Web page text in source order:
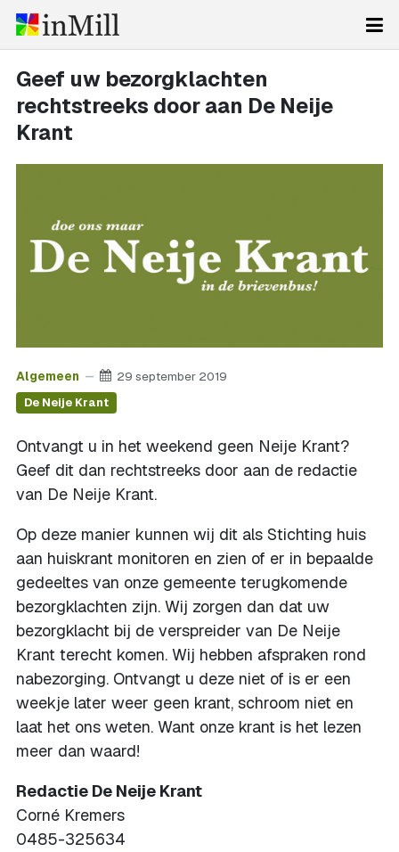
Geef uw bezorgklachten
rechtstreeks door aan De Neije
Krant
Algemeen 29 september 2019
De Neije Krant
Ontvangt u in het weekend geen Neije Krant?
Geef dit dan rechtstreeks door aan de redactie
van De Neije Krant.
Op deze manier kunnen wij dit als Stichting huis
aan huiskrant monitoren en zien of er in bepaalde
gedeeltes van onze gemeente terugkomende
bezorgklachten zijn. Wij zorgen dan dat uw
bezorgklacht bij de verspreider van De Neije
Krant terecht komen. Wij hebben afspraken rond
nabezorging. Ontvangt u deze niet of is er een
weekje later weer geen krant, schroom niet en
laat het ons weten. Want onze krant is het lezen
meer dan waard!
Redactie De Neije Krant
Corné Kremers
0485-325634